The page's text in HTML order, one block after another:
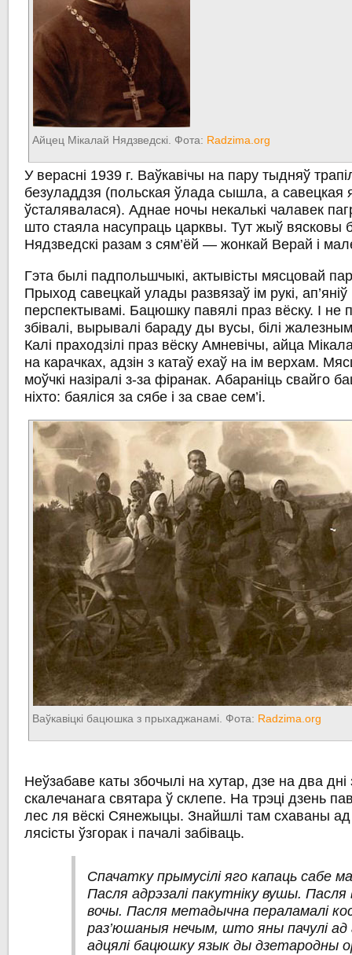
Айцец Мікалай Нядзведскі. Фота: Radzima.org
У верасні 1939 г. Ваўкавічы на пару тыдняў
безуладдзя (польская ўлада сышла, а савецкая
ўсталявалася). Аднае ночы некалькі чалавек
што стаяла насупраць царквы. Тут жыў вясковы
Нядзведскі разам з сям’ёй — жонкай Верай і
Гэта былі падпольшчыкі, актывісты мясцовай
Прыход савецкай улады развязаў ім рукі, ап’яніў
перспектывамі. Бацюшку павялі праз вёску. І не
збівалі, вырывалі бараду ды вусы, білі
Калі праходзілі праз вёску Амневічы, айца
на карачках, адзін з катаў ехаў на ім верхам.
моўчкі назіралі з-за фіранак. Абараніць свайго
ніхто: баяліся за сябе і за свае сем’і.
Ваўкавіцкі бацюшка з прыхаджанамі. Фота: Radzima.org
Неўзабаве каты збочылі на хутар, дзе на два дні
скалечанага святара ў склепе. На трэці дзень
лес ля вёскі Сянежыцы. Знайшлі там схаваны ад
лясісты ўзгорак і пачалі забіваць.
Спачатку прымусілі яго капаць сабе
Пасля адрэзалі пакутніку вушы. Пасля
вочы. Пасля метадычна пераламалі
раз’юшаныя нечым, што яны пачулі ад
адцялі бацюшку язык ды дзетародны